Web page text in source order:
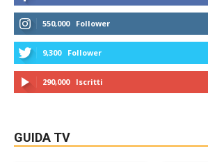
550,000 Follower
9,300 Follower
290,000 Iscritti
GUIDA TV